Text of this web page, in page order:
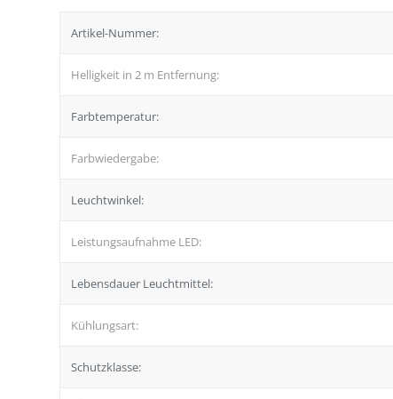
Artikel-Nummer:
Helligkeit in 2 m Entfernung:
Farbtemperatur:
Farbwiedergabe:
Leuchtwinkel:
Leistungsaufnahme LED:
Lebensdauer Leuchtmittel:
Kühlungsart:
Schutzklasse: